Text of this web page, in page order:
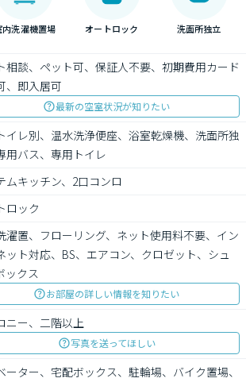
内洗濯機置場 オートロック 洗面所独立
相談、ペット可、保証人不要、初期費用カード
、即入居可
最新の空室状況が知りたい
イレ別、温水洗浄便座、浴室乾燥機、洗面所独
用バス、専用トイレ
ムキッチン、2口コンロ
ロック
濯置、フローリング、ネット使用料不要、イン
ット対応、BS、エアコン、クロゼット、シュ
ックス
お部屋の詳しい情報を知りたい
ニー、二階以上
写真を送ってほしい
ーター、宅配ボックス、駐輪場、バイク置場、